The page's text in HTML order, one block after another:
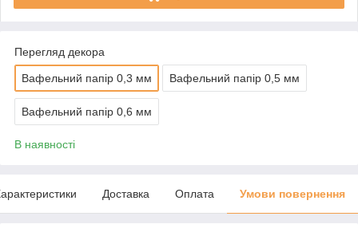
Перегляд декора
Вафельний папір 0,3 мм Вафельний папір 0,5 мм
Вафельний папір 0,6 мм
В наявності
Доставка Оплата Умови повернення